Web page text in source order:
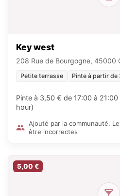
Key west
208 Rue de Bourgogne, 45000
Petite terrasse Pinte à partir de
Pinte à 3,50 € de 17:00 à
hour)
Ajouté par la communauté.
être incorrectes
5,00 €